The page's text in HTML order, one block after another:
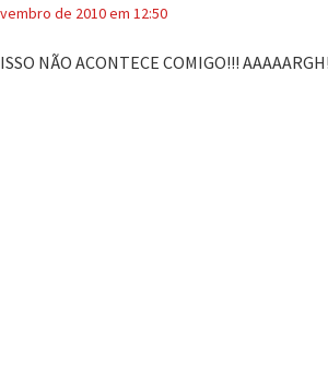
de 2010 em 12:50
NÃO ACONTECE COMIGO!!!